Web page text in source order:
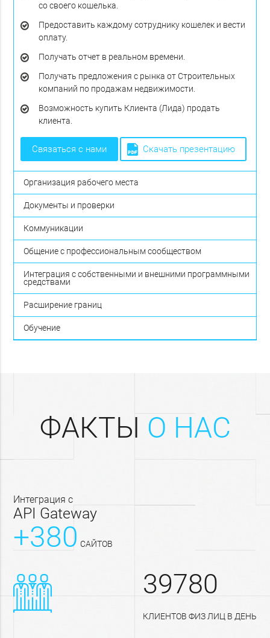
со своего кошелька.
Предоставить каждому сотруднику кошелек и вести
оплату.
Получать отчет в реальном времени.
Получать предложения с рынка от Строительных
компаний по продажам недвижимости.
Возможность купить Клиента (Лида) продать
клиента.
связаться с нами скачать презентацию
Организация рабочего места
Документы и проверки
Коммуникации
Общение с профессиональным сообществом
Интеграция с собственными и внешними программными
средствами
Расширение границ
Обучение
ФАКТЫ О НАС
интеграция с
API Gateway
+380 САЙТОВ
39780
КЛИЕНТОВ ФИЗ ЛИЦ В ДЕНЬ